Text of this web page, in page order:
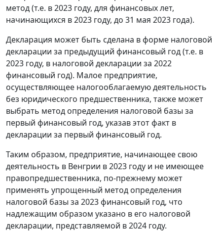
метод (т.е. в 2023 году, для финансовых лет,
начинающихся в 2023 году, до 31 мая 2023 года).
Декларация может быть сделана в форме налоговой
декларации за предыдущий финансовый год (т.е. в
2023 году, в налоговой декларации за 2022
финансовый год). Малое предприятие,
осуществляющее налогооблагаемую деятельность
без юридического предшественника, также может
выбрать метод определения налоговой базы за
первый финансовый год, указав этот факт в
декларации за первый финансовый год.
Таким образом, предприятие, начинающее свою
деятельность в Венгрии в 2023 году и не имеющее
правопредшественника, по-прежнему может
применять упрощенный метод определения
налоговой базы за 2023 финансовый год, что
надлежащим образом указано в его налоговой
декларации, представляемой в 2024 году.